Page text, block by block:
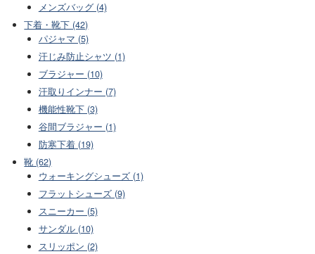
メンズバッグ (4)
下着・靴下 (42)
パジャマ (5)
汗じみ防止シャツ (1)
ブラジャー (10)
汗取りインナー (7)
機能性靴下 (3)
谷間ブラジャー (1)
防寒下着 (19)
靴 (62)
ウォーキングシューズ (1)
フラットシューズ (9)
スニーカー (5)
サンダル (10)
スリッポン (2)